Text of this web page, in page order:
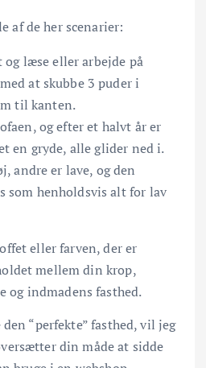
af de her scenarier:
læse eller arbejde på
at skubbe 3 puder i
til kanten.
og efter et halvt år er
en gryde, alle glider ned i.
andre er lave, og den
som henholdsvis alt for lav
eller farven, der er
mellem din krop,
og indmadens fasthed.
“perfekte” fasthed, vil jeg
din måde at sidde